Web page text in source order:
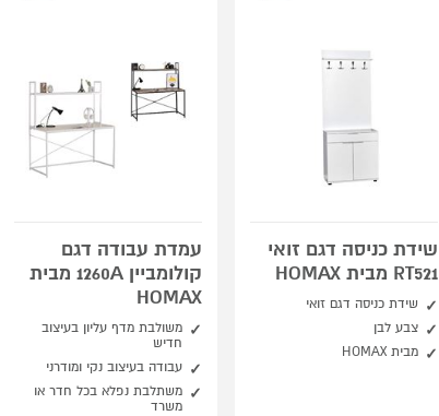
שידת כניסה דגם זואי
RT521 מבית HOMAX
שידת כניסה דגם זואי
צבע לבן
מבית HOMAX
עמדת עבודה דגם
קולומביין 1260A מבית
HOMAX
משולבת מדף עליון בעיצוב
חדיש
עבודה בעיצוב נקי ומודרני
משתלבת נפלא בכל חדר או
משרד